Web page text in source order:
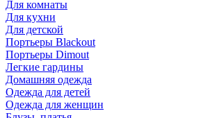
Для комнаты
Для кухни
Для детской
Портьеры Blackout
Портьеры Dimout
Легкие гардины
Домашняя одежда
Одежда для детей
Одежда для женщин